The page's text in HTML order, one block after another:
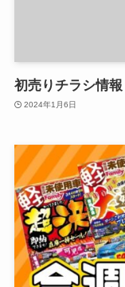
初売りチラシ情報
2024年1月6日